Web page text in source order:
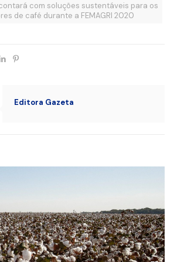
com soluções sustentáveis para os
de café durante a FEMAGRI 2020
Editora Gazeta